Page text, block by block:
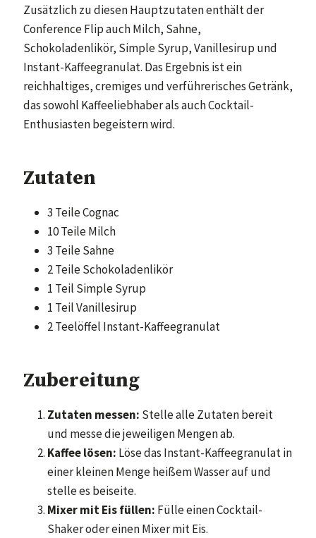
Zusätzlich zu diesen Hauptzutaten enthält der
Conference Flip auch Milch, Sahne,
Schokoladenlikör, Simple Syrup, Vanillesirup und
Instant-Kaffeegranulat. Das Ergebnis ist ein
reichhaltiges, cremiges und verführerisches Getränk,
das sowohl Kaffeeliebhaber als auch Cocktail-
Enthusiasten begeistern wird.
Zutaten
3 Teile Cognac
10 Teile Milch
3 Teile Sahne
2 Teile Schokoladenlikör
1 Teil Simple Syrup
1 Teil Vanillesirup
2 Teelöffel Instant-Kaffeegranulat
Zubereitung
Zutaten messen: Stelle alle Zutaten bereit
und messe die jeweiligen Mengen ab.
Kaffee lösen: Löse das Instant-Kaffeegranulat in
einer kleinen Menge heißem Wasser auf und
stelle es beiseite.
Mixer mit Eis füllen: Fülle einen Cocktail-
Shaker oder einen Mixer mit Eis.